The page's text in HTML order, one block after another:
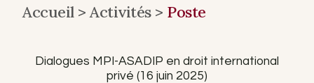
Accueil >Activités > Poste
Dialogues MPI-ASADIP en droit international
privé (16 juin 2025)